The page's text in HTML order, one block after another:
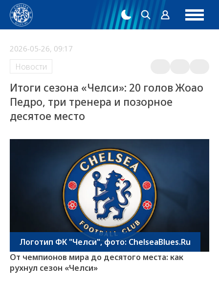
2026-05-26, 09:17
Новости
Итоги сезона «Челси»: 20 голов Жоао
Педро, три тренера и позорное
десятое место
Логотип ФК "Челси", фото: ChelseaBlues.Ru
От чемпионов мира до десятого места: как
рухнул сезон «Челси»